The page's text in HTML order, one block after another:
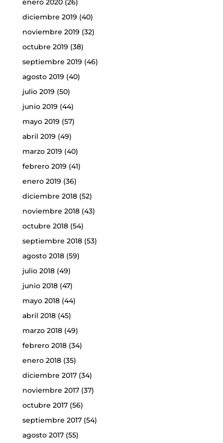
enero 2020(26)
diciembre 2019 (40)
noviembre 2019 (32)
octubre 2019 (38)
septiembre 2019 (46)
agosto 2019 (40)
julio 2019 (50)
junio 2019 (44)
mayo 2019 (57)
abril 2019 (49)
marzo 2019 (40)
febrero 2019 (41)
enero 2019 (36)
diciembre 2018(52)
noviembre 2018(43)
octubre 2018(54)
septiembre 2018(53)
agosto 2018(59)
julio 2018(49)
junio 2018(47)
mayo 2018(44)
abril 2018(45)
marzo 2018(49)
febrero 2018(34)
enero 2018(35)
diciembre 2017(34)
noviembre 2017(37)
octubre 2017(56)
septiembre 2017(54)
agosto 2017(55)